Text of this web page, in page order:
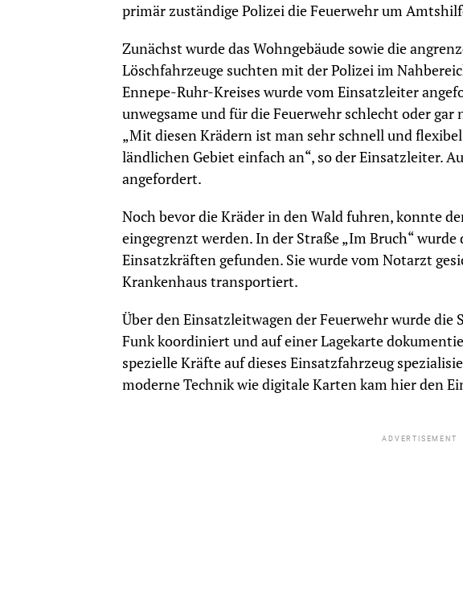
primär zuständige Polizei die Feuerwehr um
Zunächst wurde das Wohngebäude sowie die
Löschfahrzeuge suchten mit der Polizei im
Ennepe-Ruhr-Kreises wurde vom Einsatzleiter
unwegsame und für die Feuerwehr schlecht oder
„Mit diesen Krädern ist man sehr schnell und
ländlichen Gebiet einfach an“, so der Einsatzleiter.
angefordert.
Noch bevor die Kräder in den Wald fuhren, konnte
eingegrenzt werden. In der Straße „Im Bruch“
Einsatzkräften gefunden. Sie wurde vom Notarzt
Krankenhaus transportiert.
Über den Einsatzleitwagen der Feuerwehr wurde die
Funk koordiniert und auf einer Lagekarte
spezielle Kräfte auf dieses Einsatzfahrzeug
moderne Technik wie digitale Karten kam hier den
ADVERTISEMENT